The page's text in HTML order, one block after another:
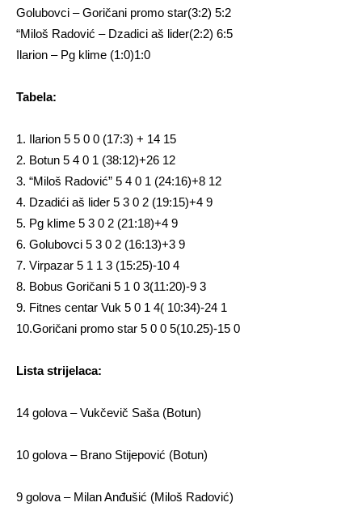
Golubovci – Goričani promo star(3:2) 5:2
“Miloš Radović – Dzadici aš lider(2:2) 6:5
Ilarion – Pg klime (1:0)1:0
Tabela:
1. Ilarion 5 5 0 0 (17:3) + 14 15
2. Botun 5 4 0 1 (38:12)+26 12
3. “Miloš Radović” 5 4 0 1 (24:16)+8 12
4. Dzadići aš lider 5 3 0 2 (19:15)+4 9
5. Pg klime 5 3 0 2 (21:18)+4 9
6. Golubovci 5 3 0 2 (16:13)+3 9
7. Virpazar 5 1 1 3 (15:25)-10 4
8. Bobus Goričani 5 1 0 3(11:20)-9 3
9. Fitnes centar Vuk 5 0 1 4( 10:34)-24 1
10.Goričani promo star 5 0 0 5(10.25)-15 0
Lista strijelaca:
14 golova – Vukčevič Saša (Botun)
10 golova – Brano Stijepović (Botun)
9 golova – Milan Anđušić (Miloš Radović)